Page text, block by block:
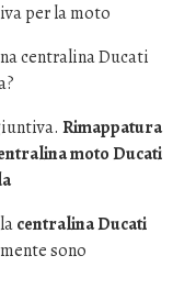
per la moto
centralina Ducati
Rimappatura
moto Ducati
centralina Ducati
sono